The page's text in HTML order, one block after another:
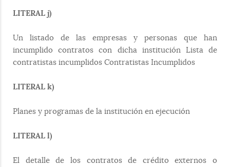
LITERAL j)
Un listado de las empresas y personas que han
incumplido contratos con dicha institución Lista de
contratistas incumplidos Contratistas Incumplidos
LITERAL k)
Planes y programas de la institución en ejecución
LITERAL l)
El detalle de los contratos de crédito externos o